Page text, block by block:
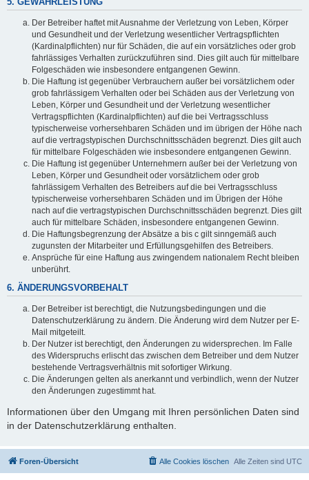
5. GEWÄHRLEISTUNG
Der Betreiber haftet mit Ausnahme der Verletzung von Leben, Körper
und Gesundheit und der Verletzung wesentlicher Vertragspflichten
(Kardinalpflichten) nur für Schäden, die auf ein vorsätzliches oder grob
fahrlässiges Verhalten zurückzuführen sind. Dies gilt auch für mittelbare
Folgeschäden wie insbesondere entgangenen Gewinn.
Die Haftung ist gegenüber Verbrauchern außer bei vorsätzlichem oder
grob fahrlässigem Verhalten oder bei Schäden aus der Verletzung von
Leben, Körper und Gesundheit und der Verletzung wesentlicher
Vertragspflichten (Kardinalpflichten) auf die bei Vertragsschluss
typischerweise vorhersehbaren Schäden und im übrigen der Höhe nach
auf die vertragstypischen Durchschnittsschäden begrenzt. Dies gilt auch
für mittelbare Folgeschäden wie insbesondere entgangenen Gewinn.
Die Haftung ist gegenüber Unternehmern außer bei der Verletzung von
Leben, Körper und Gesundheit oder vorsätzlichem oder grob
fahrlässigem Verhalten des Betreibers auf die bei Vertragsschluss
typischerweise vorhersehbaren Schäden und im Übrigen der Höhe
nach auf die vertragstypischen Durchschnittsschäden begrenzt. Dies gilt
auch für mittelbare Schäden, insbesondere entgangenen Gewinn.
Die Haftungsbegrenzung der Absätze a bis c gilt sinngemäß auch
zugunsten der Mitarbeiter und Erfüllungsgehilfen des Betreibers.
Ansprüche für eine Haftung aus zwingendem nationalem Recht bleiben
unberührt.
6. ÄNDERUNGSVORBEHALT
Der Betreiber ist berechtigt, die Nutzungsbedingungen und die
Datenschutzerklärung zu ändern. Die Änderung wird dem Nutzer per E-
Mail mitgeteilt.
Der Nutzer ist berechtigt, den Änderungen zu widersprechen. Im Falle
des Widerspruchs erlischt das zwischen dem Betreiber und dem Nutzer
bestehende Vertragsverhältnis mit sofortiger Wirkung.
Die Änderungen gelten als anerkannt und verbindlich, wenn der Nutzer
den Änderungen zugestimmt hat.
Informationen über den Umgang mit Ihren persönlichen Daten sind
in der Datenschutzerklärung enthalten.
Foren-Übersicht Alle Zeiten sind UTC
Alle Cookies löschen